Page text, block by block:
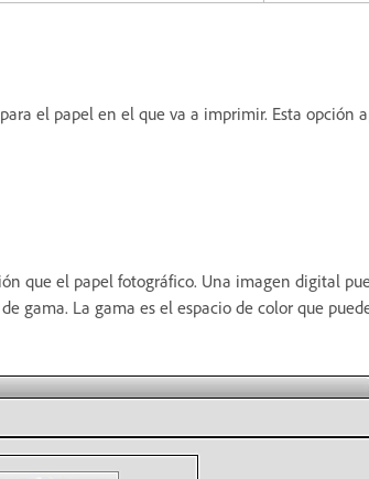
el papel en el que va a imprimir. Esta
que el papel fotográfico. Una imagen digital
gama. La gama es el espacio de color que